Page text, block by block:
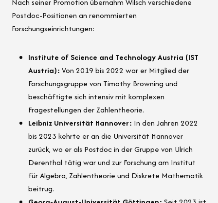
Postdoc-Positionen an renommierten
Forschungseinrichtungen:
Institute of Science and Technology Austria (IST
Austria): Von 2019 bis 2022 war er Mitglied der
Forschungsgruppe von Timothy Browning und
beschäftigte sich intensiv mit komplexen
Fragestellungen der Zahlentheorie.
Leibniz Universität Hannover: In den Jahren 2022
bis 2023 kehrte er an die Universität Hannover
zurück, wo er als Postdoc in der Gruppe von Ulrich
Derenthal tätig war und zur Forschung am Institut
für Algebra, Zahlentheorie und Diskrete Mathematik
beitrug.